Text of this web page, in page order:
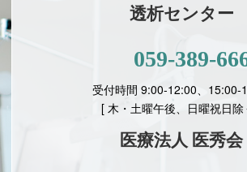
透析センター
059-389-
受付時間 9:00-12:00、15:00-
[ 木・土曜午後、日曜祝日除
医療法人 医秀会